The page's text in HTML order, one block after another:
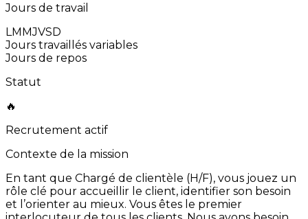
Jours de travail
LMMJVSD
Jours travaillés variables
Jours de repos
Statut
🔥
Recrutement actif
Contexte de la mission
En tant que Chargé de clientèle (H/F), vous jouez un
rôle clé pour accueillir le client, identifier son besoin
et l’orienter au mieux. Vous êtes le premier